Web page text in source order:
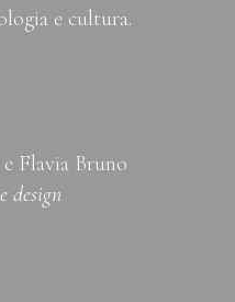
e cultura.
Flavia Bruno
design